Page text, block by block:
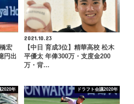
宏
円出
2021.10.23
【中日 育成3位】精華高校 松木
平優太 年俸300万・支度金200
万・背…
2020年 ドラフト会議2020年